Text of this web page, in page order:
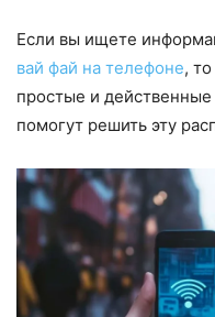
Если вы ищете
вай фай на телефоне,
простые и
помогут решить эту